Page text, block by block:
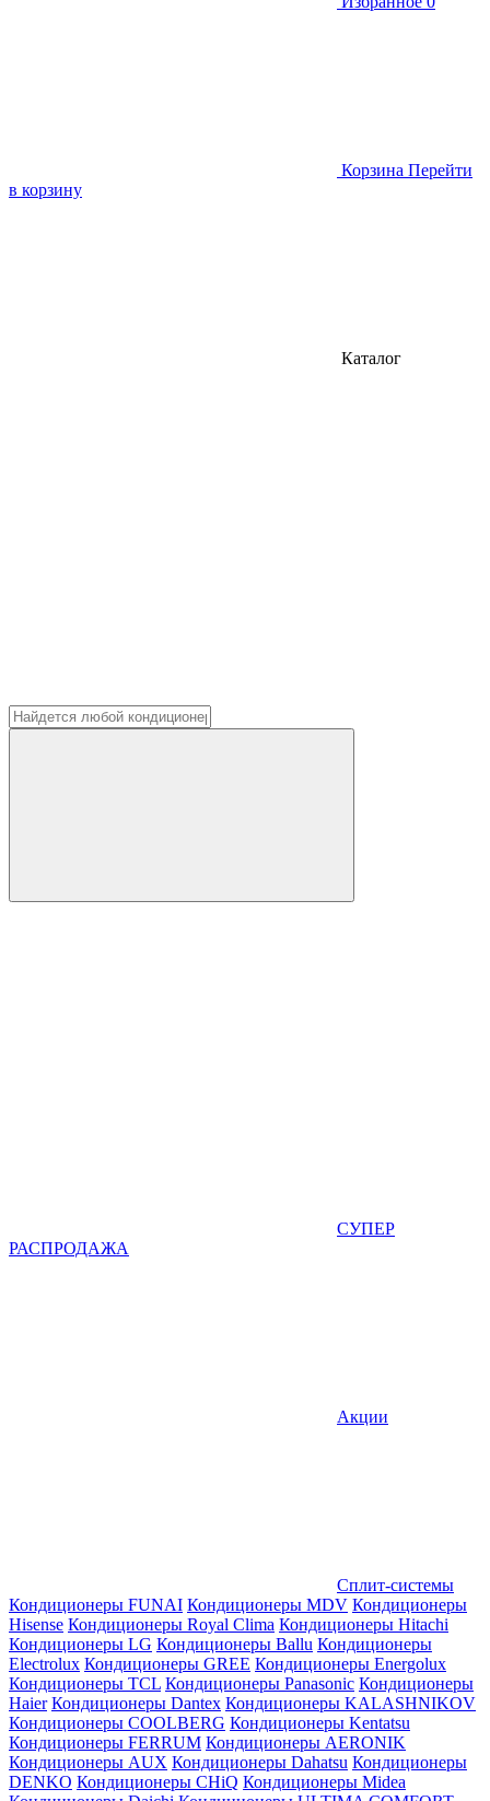
Корзина Перейти
в корзину
Каталог
СУПЕР
РАСПРОДАЖА
Акции
Сплит-системы
Кондиционеры FUNAI Кондиционеры MDV Кондиционеры
Hisense Кондиционеры Royal Clima Кондиционеры Hitachi
Кондиционеры LG Кондиционеры Ballu Кондиционеры
Electrolux Кондиционеры GREE Кондиционеры Energolux
Кондиционеры TCL Кондиционеры Panasonic Кондиционеры
Haier Кондиционеры Dantex Кондиционеры KALASHNIKOV
Кондиционеры СOOLBERG Кондиционеры Kentatsu
Кондиционеры FERRUM Кондиционеры AERONIK
Кондиционеры AUX Кондиционеры Dahatsu Кондиционеры
DENKO Кондиционеры CHiQ Кондиционеры Midea